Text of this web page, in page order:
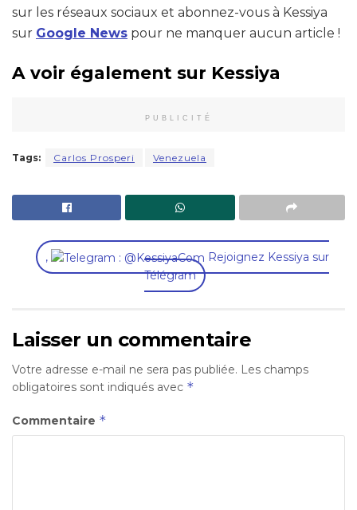
sur les réseaux sociaux et abonnez-vous à Kessiya
sur Google News pour ne manquer aucun article !
A voir également sur Kessiya
PUBLICITÉ
Tags: Carlos Prosperi Venezuela
,
Rejoignez Kessiya sur
Télégram
Laisser un commentaire
Votre adresse e-mail ne sera pas publiée. Les champs
obligatoires sont indiqués avec *
Commentaire *